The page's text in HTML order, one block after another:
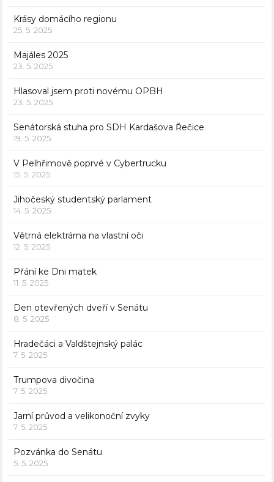
Krásy domácího regionu
25. 5. 2025
Majáles 2025
23. 5. 2025
Hlasoval jsem proti novému OPBH
23. 5. 2025
Senátorská stuha pro SDH Kardašova Řečice
19. 5. 2025
V Pelhřimově poprvé v Cybertrucku
15. 5. 2025
Jihočeský studentský parlament
14. 5. 2025
Větrná elektrárna na vlastní oči
12. 5. 2025
Přání ke Dni matek
11. 5. 2025
Den otevřených dveří v Senátu
8. 5. 2025
Hradečáci a Valdštejnský palác
7. 5. 2025
Trumpova divočina
7. 5. 2025
Jarní průvod a velikonoční zvyky
7. 5. 2025
Pozvánka do Senátu
5. 5. 2025